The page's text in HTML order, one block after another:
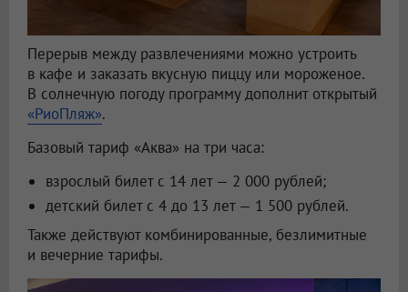
Перерыв между развлечениями можно устроить
в кафе и заказать вкусную пиццу или мороженое.
В солнечную погоду программу дополнит открытый
«РиоПляж».
Базовый тариф «Аква» на три часа:
взрослый билет с 14 лет — 2 000 рублей;
детский билет с 4 до 13 лет — 1 500 рублей.
Также действуют комбинированные, безлимитные
и вечерние тарифы.